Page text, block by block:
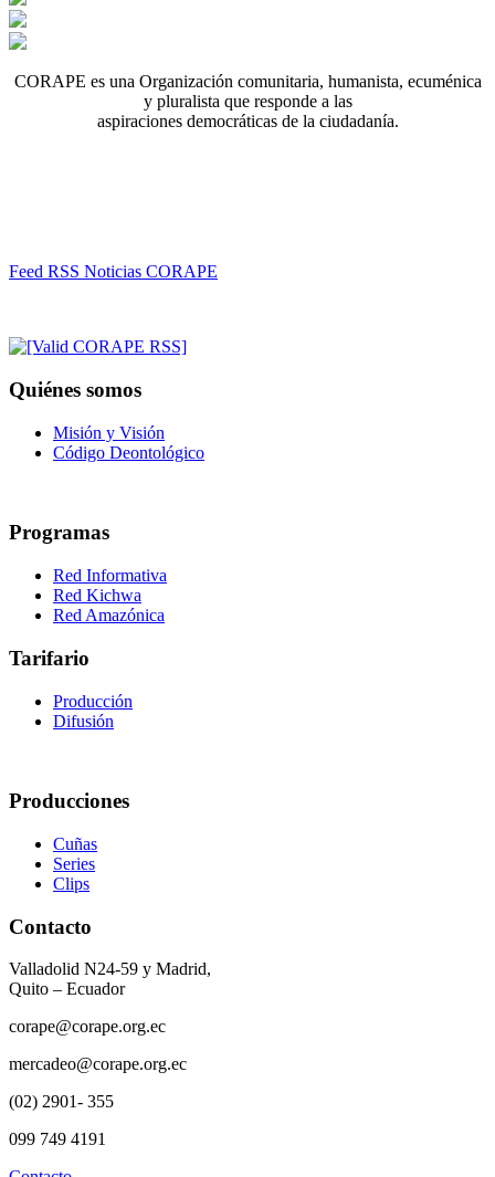
CORAPE es una Organización comunitaria, humanista, ecuménica
y pluralista que responde a las
aspiraciones democráticas de la ciudadanía.
Feed RSS Noticias CORAPE
Quiénes somos
Misión y Visión
Código Deontológico
Programas
Red Informativa
Red Kichwa
Red Amazónica
Tarifario
Producción
Difusión
Producciones
Cuñas
Series
Clips
Contacto
Valladolid N24-59 y Madrid,
Quito – Ecuador
corape@corape.org.ec
mercadeo@corape.org.ec
(02) 2901- 355
099 749 4191